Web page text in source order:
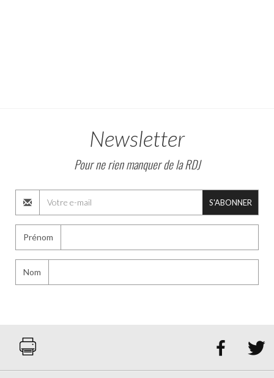
Newsletter
Pour ne rien manquer de la RDJ
S'ABONNER
Prénom
Nom
 